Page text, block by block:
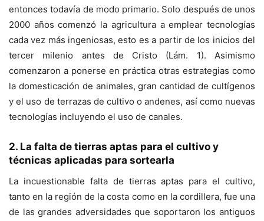
entonces todavía de modo primario. Solo después de unos
2000 años comenzó la agricultura a emplear tecnologías
cada vez más ingeniosas, esto es a partir de los inicios del
tercer milenio antes de Cristo (Lám. 1). Asimismo
comenzaron a ponerse en práctica otras estrategias como
la domesticación de animales, gran cantidad de cultígenos
y el uso de terrazas de cultivo o andenes, así como nuevas
tecnologías incluyendo el uso de canales.
2. La falta de tierras aptas para el cultivo y
técnicas aplicadas para sortearla
La incuestionable falta de tierras aptas para el cultivo,
tanto en la región de la costa como en la cordillera, fue una
de las grandes adversidades que soportaron los antiguos